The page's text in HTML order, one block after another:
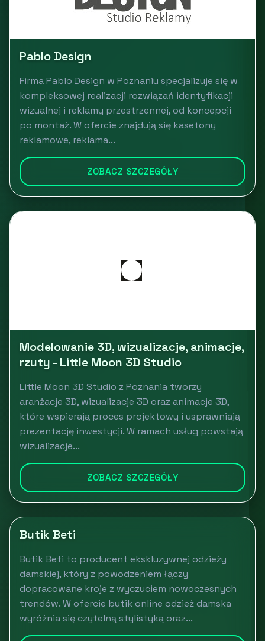
Pablo Design
Firma Pablo Design w Poznaniu specjalizuje się w
kompleksowej realizacji rozwiązań identyfikacji
wizualnej i reklamy przestrzennej, od koncepcji
po montaż. W ofercie znajdują się kasetony
reklamowe, reklama...
ZOBACZ SZCZEGÓŁY
Modelowanie 3D, wizualizacje, animacje,
rzuty - Little Moon 3D Studio
Little Moon 3D Studio z Poznania tworzy
aranżacje 3D, wizualizacje 3D oraz animacje 3D,
które wspierają proces projektowy i usprawniają
prezentację inwestycji. W ramach usług powstają
wizualizacje...
ZOBACZ SZCZEGÓŁY
Butik Beti
Butik Beti to producent ekskluzywnej odzieży
damskiej, który z powodzeniem łączy
dopracowane kroje z wyczuciem nowoczesnych
trendów. W ofercie butik online odzież damska
wyróżnia się czytelną stylistyką oraz...